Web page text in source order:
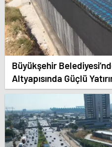
Büyükşehir
Altyapısında Güçlü